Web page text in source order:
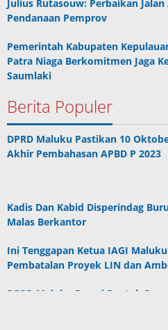
Julius Rutasouw: Perbaikan
Pendanaan Pemprov
Pemerintah Kabupaten
Patra Niaga Berkomitmen Jaga
Saumlaki
Berita Populer
DPRD Maluku Pastikan 10
Akhir Pembahasan APBD P 2023
Kadis Dan Kabid Disperindag
Malas Berkantor
Ini Tenggapan Ketua IAGI
Pembatalan Proyek LIN dan
DPRD Maluku Resmi Bentuk